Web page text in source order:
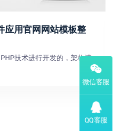
应用官网网站模板整
技术进行开发的，架构清